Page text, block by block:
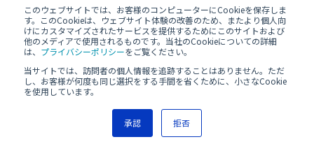
このウェブサイトでは、お客様のコンピューターにCookieを保存しま
す。このCookieは、ウェブサイト体験の改善のため、またより個人向
けにカスタマイズされたサービスを提供するためにこのサイトおよび
他のメディアで使用されるものです。当社のCookieについての詳細
は、 プライバシーポリシーをご覧ください。
当サイトでは、訪問者の個人情報を追跡することはありません。ただ
し、お客様が何度も同じ選択をする手間を省くために、小さなCookie
を使用しています。
承認 拒否
» Asana » カルチャー » ワーケーション
» Oktane25 » 生成AIセキュリティ対策シリーズ » SaaS
»
» ネクストモードアドベントカレンダー2024 » Oktane24
Keeper » Asana AI
OIGシリーズ » その他 »